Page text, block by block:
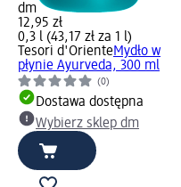
dm
12,95 zł
0,3 l (43,17 zł za 1 l)
Tesori d'OrienteMydło w
płynie Ayurveda, 300 ml
(0)
Dostawa dostępna
Wybierz sklep dm